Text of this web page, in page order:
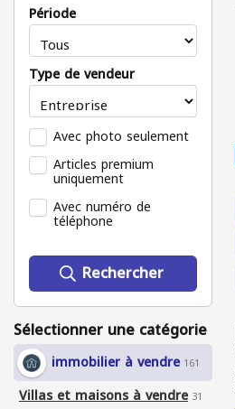
Période
Type de vendeur
Avec photo seulement
Articles premium
uniquement
Avec numéro de
téléphone
Rechercher
Sélectionner une catégorie
immobilier à vendre 161
Villas et maisons à vendre 31